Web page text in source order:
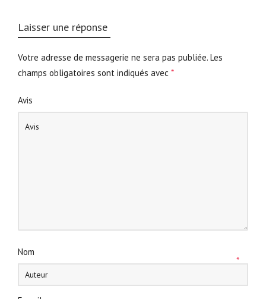
Laisser une réponse
Votre adresse de messagerie ne sera pas publiée. Les
champs obligatoires sont indiqués avec *
Avis
Nom
*